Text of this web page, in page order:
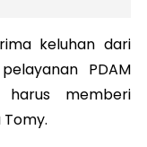
keluhan dari
PDAM
harus memberi